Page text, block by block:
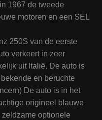
1967 de tweede
motoren en een SEL
250S van de eerste
verkeert in zeer
uit Italië. De auto is
en beruchte
De auto is in het
origineel blauwe
optionele